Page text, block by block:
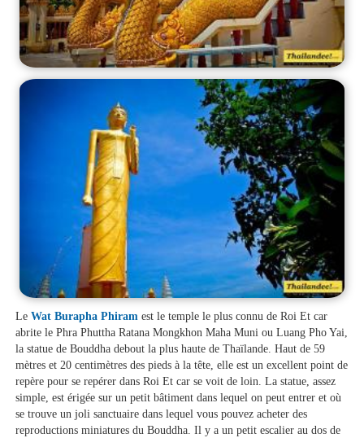
LeWat Burapha Phiram est le temple le plus connu de Roi Et car
abrite le Phra Phuttha Ratana Mongkhon Maha Muni ou Luang Pho Yai,
la statue de Bouddha debout la plus haute de Thaïlande. Haut de 59
mètres et 20 centimètres des pieds à la tête, elle est un excellent point de
repère pour se repérer dans Roi Et car se voit de loin. La statue, assez
simple, est érigée sur un petit bâtiment dans lequel on peut entrer et où
se trouve un joli sanctuaire dans lequel vous pouvez acheter des
reproductions miniatures du Bouddha. Il y a un petit escalier au dos de